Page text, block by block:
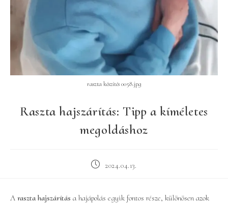
raszta készítés 0058.jpg
Raszta hajszárítás: Tipp a kíméletes
megoldáshoz
Post
2024.04.13.
A raszta hajszárítás a hajápolás egyik fontos része, különösen azok